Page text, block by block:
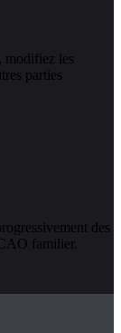
modifiez les
parties
des
familier.